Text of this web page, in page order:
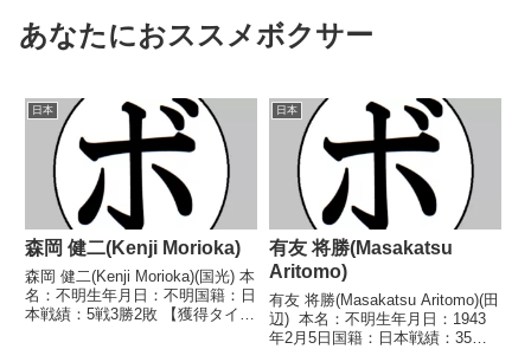
あなたにおススメボクサー
日本
森岡 健二(Kenji Morioka)
森岡 健二(Kenji Morioka)(国光) 本
名：不明生年月日：不明国籍：日
本戦績：5戦3勝2敗 【獲得タイト
日本
有友 将勝(Masakatsu
Aritomo)
有友 将勝(Masakatsu Aritomo)(田
辺) 本名：不明生年月日：1943
年2月5日国籍：日本戦績：35戦